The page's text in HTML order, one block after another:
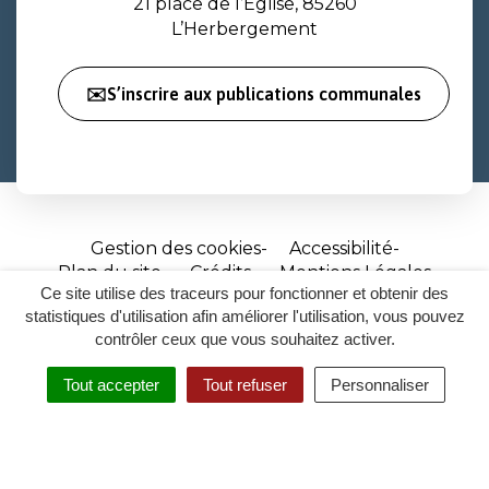
Ce site utilise des traceurs pour fonctionner et obtenir des
statistiques d'utilisation afin améliorer l'utilisation, vous pouvez
contrôler ceux que vous souhaitez activer.
Tout accepter Tout refuser Personnaliser
RECHERCHER
ACCESSIBILITÉ
L’Herbergement
✉️S’inscrire aux publications communales
Gestion des cookies
Accessibilité
Plan du site
Crédits
Mentions Légales
Site
réalisé
par
Inovagora